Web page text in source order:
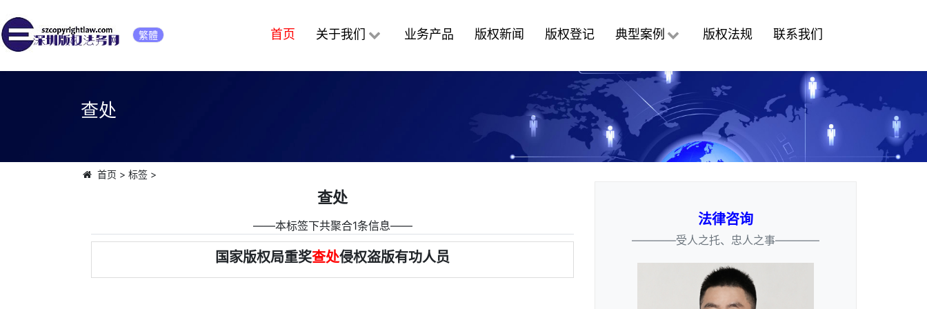
繁體 首页 关于我们 业务产品 版权新闻 版权登记 典型案例 版权法规 联系我们
查处
首页 > 标签>
查处
――本标签下共聚合1条信息――
国家版权局重奖查处侵权盗版有功人员
法律咨询
————受人之托、忠人之事————